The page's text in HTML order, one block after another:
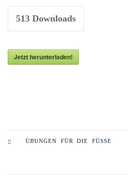
513 Downloads
Jetzt herunterladen!
ÜBUNGEN FÜR DIE FÜSSE